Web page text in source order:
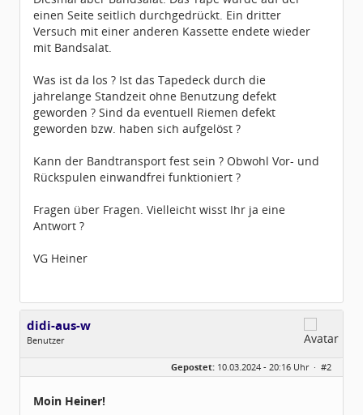
einen Seite seitlich durchgedrückt. Ein dritter
Versuch mit einer anderen Kassette endete wieder
mit Bandsalat.
Was ist da los ? Ist das Tapedeck durch die
jahrelange Standzeit ohne Benutzung defekt
geworden ? Sind da eventuell Riemen defekt
geworden bzw. haben sich aufgelöst ?
Kann der Bandtransport fest sein ? Obwohl Vor- und
Rückspulen einwandfrei funktioniert ?
Fragen über Fragen. Vielleicht wisst Ihr ja eine
Antwort ?
VG Heiner
didi-aus-w
Benutzer
Dabei seit:
11 / 2023
Gepostet: 10.03.2024 - 20:16 Uhr · #2
Moin Heiner!